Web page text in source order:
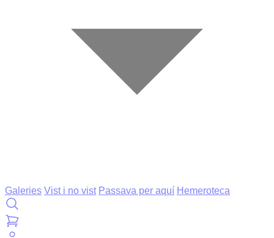
Galeries Vist i no vist Passava per aquí Hemeroteca